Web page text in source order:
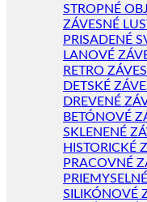
STROPNÉ
ZÁVESNÉ
PRISADENÉ
LANOVÉ
RETRO
DETSKÉ
DREVENÉ
BETÓNOVÉ
SKLENENÉ
HISTORICKÉ
PRACOVNÉ
SILIKÓNOVÉ